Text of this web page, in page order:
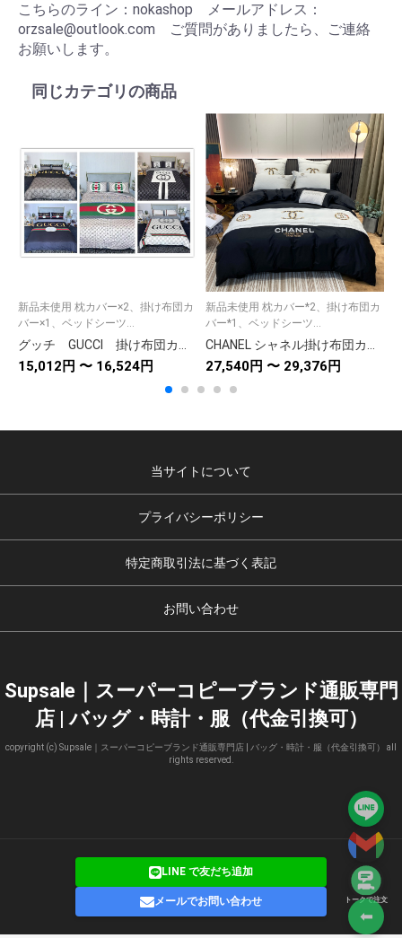
こちらのライン：nokashop メールアドレス：
orzsale@outlook.com ご質問がありましたら、ご連絡
お願いします。
トークで注文
⬅
同じカテゴリの商品
新品未使用 枕カバー×2、掛け布団カ
バー×1、ベッドシーツ...
グッチ GUCCI 掛け布団カバーセット4点 ダブルサイズ/キングサイズベッド 綿生地ベッドカバー 新居寝具用品 選べる5種
15,012円 〜 16,524円
新品未使用 枕カバー*2、掛け布団カ
バー*1、ベッドシーツ...
CHANEL シャネル掛け布団カバー4点セット ボックスシーツ/ピローケース ダブルサイズ/キングサイズ 綿オールシーズン
27,540円 〜 29,376円
当サイトについて
プライバシーポリシー
特定商取引法に基づく表記
お問い合わせ
Supsale｜スーパーコピーブランド通販専門
店 | バッグ・時計・服（代金引換可）
copyright (c) Supsale｜スーパーコピーブランド通販専門店 | バッグ・時計・服（代金引換可） all
rights reserved.
LINE で友だち追加
メールでお問い合わせ